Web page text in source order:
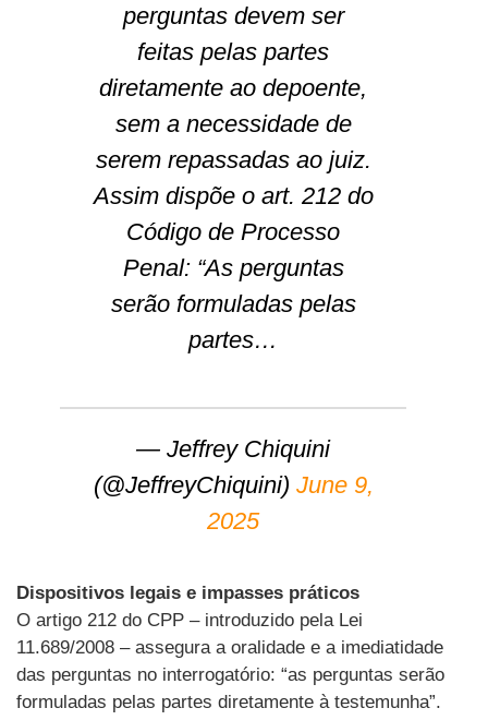
perguntas devem ser
feitas pelas partes
diretamente ao depoente,
sem a necessidade de
serem repassadas ao juiz.
Assim dispõe o art. 212 do
Código de Processo
Penal: “As perguntas
serão formuladas pelas
partes…
— Jeffrey Chiquini
(@JeffreyChiquini) June 9,
2025
Dispositivos legais e impasses práticos
O artigo 212 do CPP – introduzido pela Lei
11.689/2008 – assegura a oralidade e a imediatidade
das perguntas no interrogatório: “as perguntas serão
formuladas pelas partes diretamente à testemunha”.